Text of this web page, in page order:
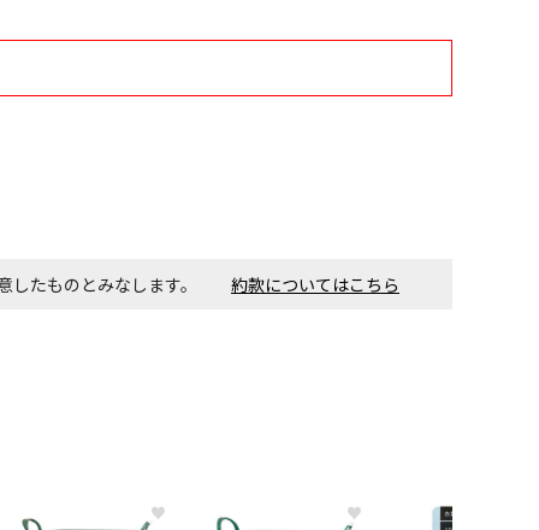
意したものとみなします。 約款についてはこちら
♥ ♥